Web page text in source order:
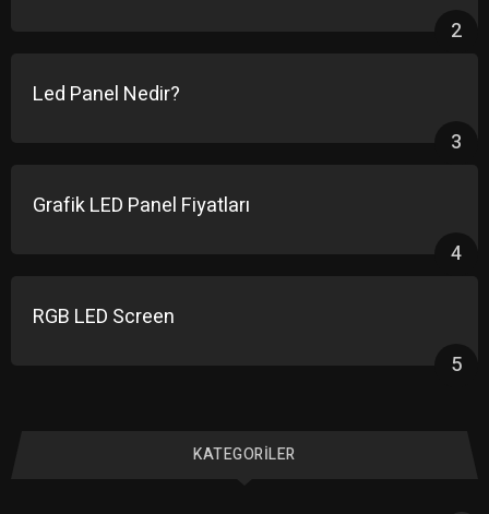
2
Led Panel Nedir?
3
Grafik LED Panel Fiyatları
4
RGB LED Screen
5
KATEGORILER